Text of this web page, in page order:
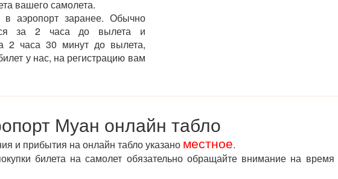
вашего самолета.
аэропорт заранее. Обычно
за 2 часа до вылета и
2 часа 30 минут до вылета,
у нас, на регистрацию вам
Муан онлайн табло
и прибытия на онлайн табло указано местное.
билета на самолет обязательно обращайте внимание на время